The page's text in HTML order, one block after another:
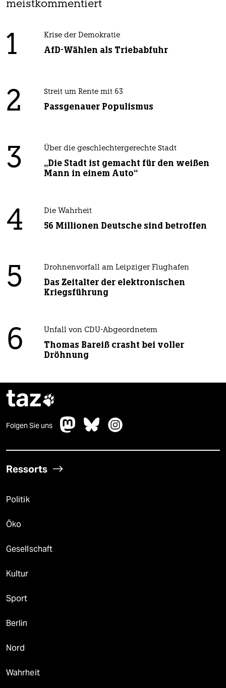
meistkommentiert
1 Krise der Demokratie
AfD-Wählen als Triebabfuhr
2 Streit um Rente mit 63
Passgenauer Populismus
3 Über die geschlechtergerechte Stadt
„Die Stadt ist gemacht für den weißen
Mann in einem Auto“
4 Die Wahrheit
56 Millionen Deutsche sind betroffen
5 Drohnenvorfall am Leipziger Flughafen
Das Zeitalter der elektronischen
Kriegsführung
6 Unfall von CDU-Abgeordnetem
Thomas Bareiß crasht bei voller
Dröhnung
taz
Folgen Sie uns
Ressorts
Politik
Öko
Gesellschaft
Kultur
Sport
Berlin
Nord
Wahrheit